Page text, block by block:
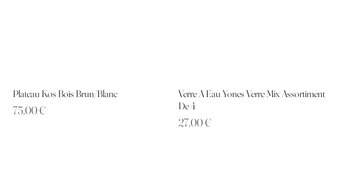
Plateau Kos Bois Brun/Blanc
Prix
75,00 €
Verre A Eau Yones Verre Mix Assortiment
De 4
Prix
27,00 €